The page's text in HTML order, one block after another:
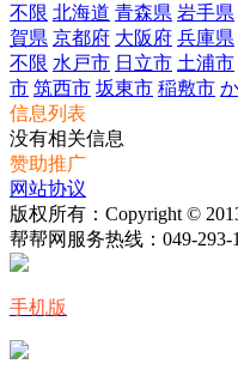
不限 北海道 青森県 岩手県
賀県 京都府 大阪府 兵庫県
不限 水戸市 日立市 土浦市
市 筑西市 坂東市 稲敷市
信息列表
没有相关信息
赞助推广
网站协议
版权所有：Copyright ©
帮帮网服务热线： 049-293-
手机版